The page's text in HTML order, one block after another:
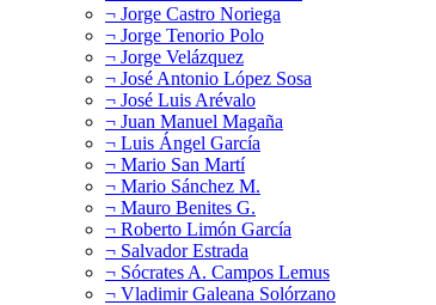
¬ Jorge Castro Noriega
¬ Jorge Tenorio Polo
¬ Jorge Velázquez
¬ José Antonio López Sosa
¬ José Luis Arévalo
¬ Juan Manuel Magaña
¬ Luis Ángel García
¬ Mario San Martí
¬ Mario Sánchez M.
¬ Mauro Benites G.
¬ Roberto Limón García
¬ Salvador Estrada
¬ Sócrates A. Campos Lemus
¬ Vladimir Galeana Solórzano